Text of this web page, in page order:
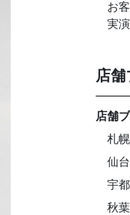
お
実演
店
店舗
札
仙
宇
秋